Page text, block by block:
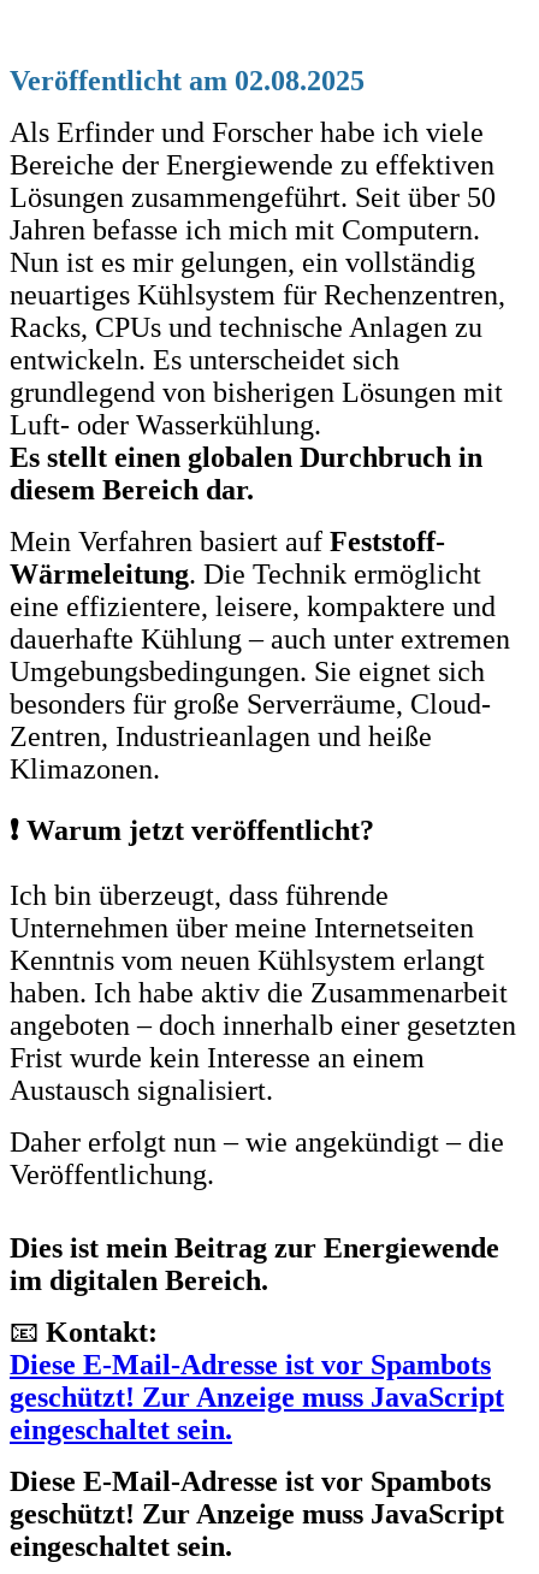
Veröffentlicht am 02.08.2025
Als Erfinder und Forscher habe ich viele
Bereiche der Energiewende zu effektiven
Lösungen zusammengeführt. Seit über 50
Jahren befasse ich mich mit Computern.
Nun ist es mir gelungen, ein vollständig
neuartiges Kühlsystem für Rechenzentren,
Racks, CPUs und technische Anlagen zu
entwickeln. Es unterscheidet sich
grundlegend von bisherigen Lösungen mit
Luft- oder Wasserkühlung.
Es stellt einen globalen Durchbruch in
diesem Bereich dar.
Mein Verfahren basiert auf Feststoff-
Wärmeleitung. Die Technik ermöglicht
eine effizientere, leisere, kompaktere und
dauerhafte Kühlung – auch unter extremen
Umgebungsbedingungen. Sie eignet sich
besonders für große Serverräume, Cloud-
Zentren, Industrieanlagen und heiße
Klimazonen.
❗ Warum jetzt veröffentlicht?
Ich bin überzeugt, dass führende
Unternehmen über meine Internetseiten
Kenntnis vom neuen Kühlsystem erlangt
haben. Ich habe aktiv die Zusammenarbeit
angeboten – doch innerhalb einer gesetzten
Frist wurde kein Interesse an einem
Austausch signalisiert.
Daher erfolgt nun – wie angekündigt – die
Veröffentlichung.
Dies ist mein Beitrag zur Energiewende
im digitalen Bereich.
📧 Kontakt:
Diese E-Mail-Adresse ist vor Spambots
geschützt! Zur Anzeige muss JavaScript
eingeschaltet sein.
Diese E-Mail-Adresse ist vor Spambots
geschützt! Zur Anzeige muss JavaScript
eingeschaltet sein.